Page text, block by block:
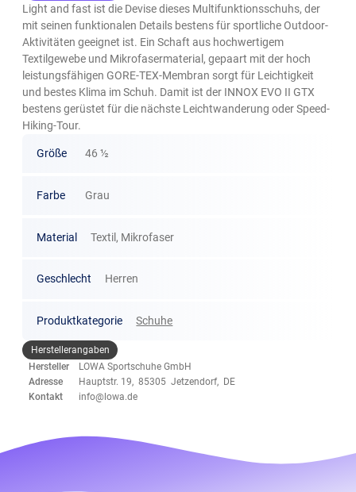
Light and fast ist die Devise dieses Multifunktionsschuhs, der
mit seinen funktionalen Details bestens für sportliche Outdoor-
Aktivitäten geeignet ist. Ein Schaft aus hochwertigem
Textilgewebe und Mikrofasermaterial, gepaart mit der hoch
leistungsfähigen GORE-TEX-Membran sorgt für Leichtigkeit
und bestes Klima im Schuh. Damit ist der INNOX EVO II GTX
bestens gerüstet für die nächste Leichtwanderung oder Speed-
Hiking-Tour.
Größe 46 ½
Farbe Grau
Material Textil, Mikrofaser
Geschlecht Herren
Produktkategorie Schuhe
Herstellerangaben
Hersteller
LOWA Sportschuhe GmbH
Adresse
Hauptstr. 19, 85305 Jetzendorf, DE
Kontakt
info@lowa.de